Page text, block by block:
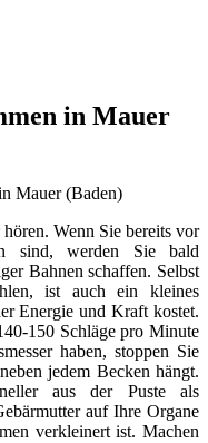
in Mauer
hören. Wenn Sie bereits vor
sind, werden Sie bald
Bahnen schaffen. Selbst
ist auch ein kleines
Energie und Kraft kostet.
150 Schläge pro Minute
haben, stoppen Sie
jedem Becken hängt.
aus der Puste als
auf Ihre Organe
verkleinert ist. Machen